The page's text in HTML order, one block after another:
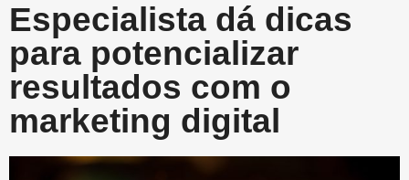
Especialista dá dicas
para potencializar
resultados com o
marketing digital